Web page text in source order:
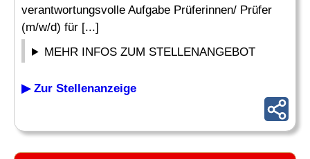
verantwortungsvolle Aufgabe Prüferinnen/ Prüfer
(m/w/d) für [...]
MEHR INFOS ZUM STELLENANGEBOT
▶ Zur Stellenanzeige